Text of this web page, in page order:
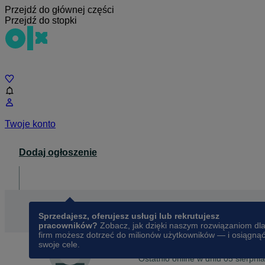
Przejdź do głównej części
Przejdź do stopki
Twoje konto
Dodaj ogłoszenie
Sprzedajesz, oferujesz usługi lub rekrutujesz
pracowników? Zobacz, jak dzięki naszym rozwiązaniom dla
firm możesz dotrzeć do milionów użytkowników — i osiągnąć
swoje cele.
Ostatnio online w dniu 05